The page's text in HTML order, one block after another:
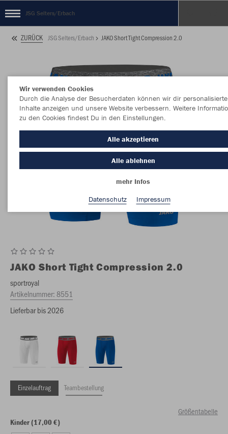
JSG Selters/Erbach
ZURÜCK JSG Selters/Erbach JAKO Short Tight Compression 2.0
JAKO Short Tight Compression 2.0
sportroyal
Artikelnummer:8551
Lieferbar bis 2026
Einzelauftrag Teambestellung
Größentabelle
Kinder (17,00 €)
Wir verwenden Cookies
Durch die Analyse der Besucherdaten können wir dir personalisierte
Inhalte anzeigen und unsere Website verbessern. Weitere
zu den Cookies findest Du in den Einstellungen.
Alle akzeptieren
Alle ablehnen
mehr Infos
Datenschutz
Impressum